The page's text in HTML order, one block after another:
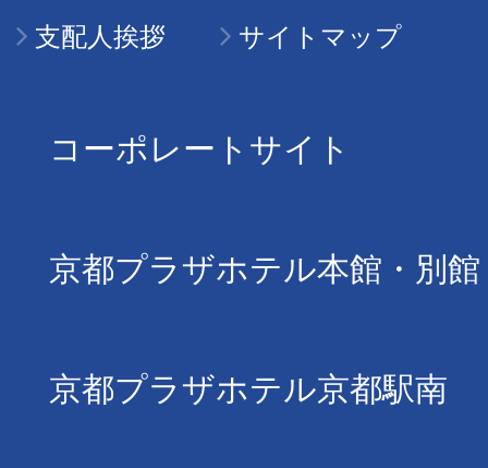
支配人挨拶 サイトマップ
コーポレートサイト
京都プラザホテル本館・別館
京都プラザホテル京都駅南